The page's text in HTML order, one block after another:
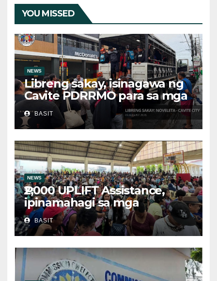
YOU MISSED
NEWS
Libreng sakay, isinagawa ng
Cavite PDRRMO para sa mga
stranded na commuter
BASIT
NEWS
₱2,000 UPLIFT Assistance,
ipinamahagi sa mga
kwalipikadong benepisyaryo
sa Victoria, Oriental Mindoro
BASIT